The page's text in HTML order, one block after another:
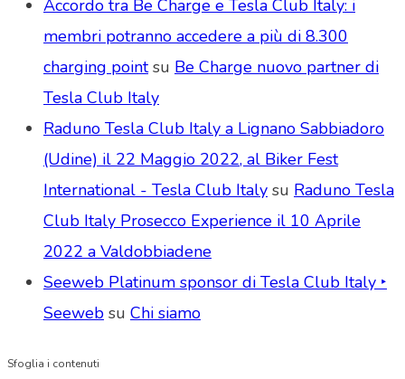
Accordo tra Be Charge e Tesla Club Italy: i
membri potranno accedere a più di 8.300
charging pointsu Be Charge nuovo partner di
Tesla Club Italy
Raduno Tesla Club Italy a Lignano Sabbiadoro
(Udine) il 22 Maggio 2022, al Biker Fest
International - Tesla Club Italy su Raduno Tesla
Club Italy Prosecco Experience il 10 Aprile
2022 a Valdobbiadene
Seeweb Platinum sponsor di Tesla Club Italy ‣
Seeweb su Chi siamo
Sfoglia i contenuti